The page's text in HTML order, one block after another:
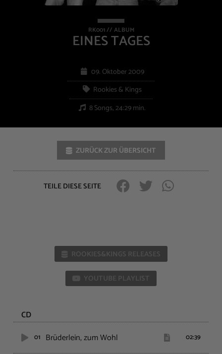
RK001 // ALBUM
EINES TAGES
09. Oktober 2009
Rookies & Kings
8 Songs, 24:29 min.
ZURÜCK ZUR ÜBERSICHT
TEILE DIESE SEITE
ROOKIES&KINGS RELEASES
YOUTUBE PLAYLIST
CD
01 Brüderlein, zum Wohl 02:39